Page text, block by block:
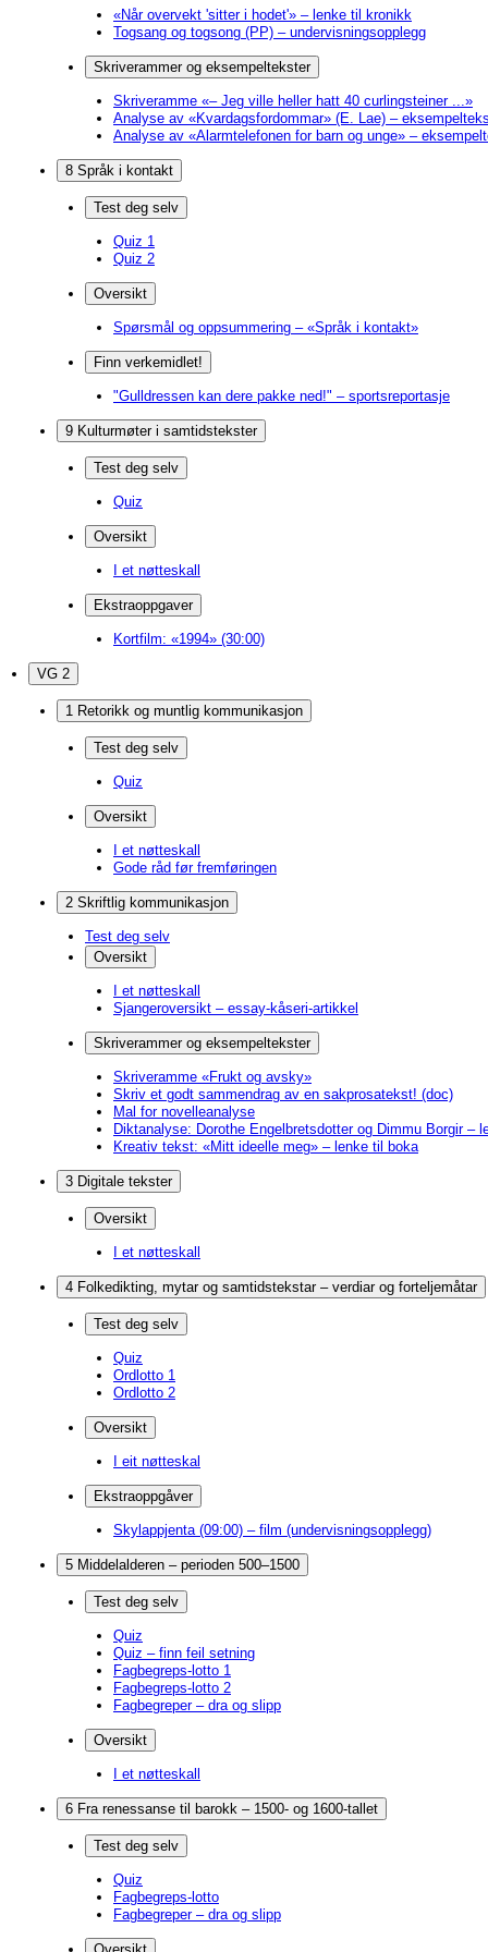
«Når overvekt 'sitter i hodet'» – lenke til kronikk
Togsang og togsong (PP) – undervisningsopplegg
Skriverammer og eksempeltekster
Skriveramme «– Jeg ville heller hatt 40 curlingsteiner ...»
Analyse av «Kvardagsfordommar» (E. Lae) –
Analyse av «Alarmtelefonen for barn og unge» –
8 Språk i kontakt
Test deg selv
Quiz 1
Quiz 2
Oversikt
Spørsmål og oppsummering – «Språk i kontakt»
Finn verkemidlet!
"Gulldressen kan dere pakke ned!" – sportsreportasje
9 Kulturmøter i samtidstekster
Test deg selv
Quiz
Oversikt
I et nøtteskall
Ekstraoppgaver
Kortfilm: «1994» (30:00)
VG 2
1 Retorikk og muntlig kommunikasjon
Test deg selv
Quiz
Oversikt
I et nøtteskall
Gode råd før fremføringen
2 Skriftlig kommunikasjon
Test deg selv
Oversikt
I et nøtteskall
Sjangeroversikt – essay-kåseri-artikkel
Skriverammer og eksempeltekster
Skriveramme «Frukt og avsky»
Skriv et godt sammendrag av en sakprosatekst! (doc)
Mal for novelleanalyse
Diktanalyse: Dorothe Engelbretsdotter og Dimmu Borgir –
Kreativ tekst: «Mitt ideelle meg» – lenke til boka
3 Digitale tekster
Oversikt
I et nøtteskall
4 Folkedikting, mytar og samtidstekstar – verdiar og forteljemåtar
Test deg selv
Quiz
Ordlotto 1
Ordlotto 2
Oversikt
I eit nøtteskal
Ekstraoppgåver
Skylappjenta (09:00) – film (undervisningsopplegg)
5 Middelalderen – perioden 500–1500
Test deg selv
Quiz
Quiz – finn feil setning
Fagbegreps-lotto 1
Fagbegreps-lotto 2
Fagbegreper – dra og slipp
Oversikt
I et nøtteskall
6 Fra renessanse til barokk – 1500- og 1600-tallet
Test deg selv
Quiz
Fagbegreps-lotto
Fagbegreper – dra og slipp